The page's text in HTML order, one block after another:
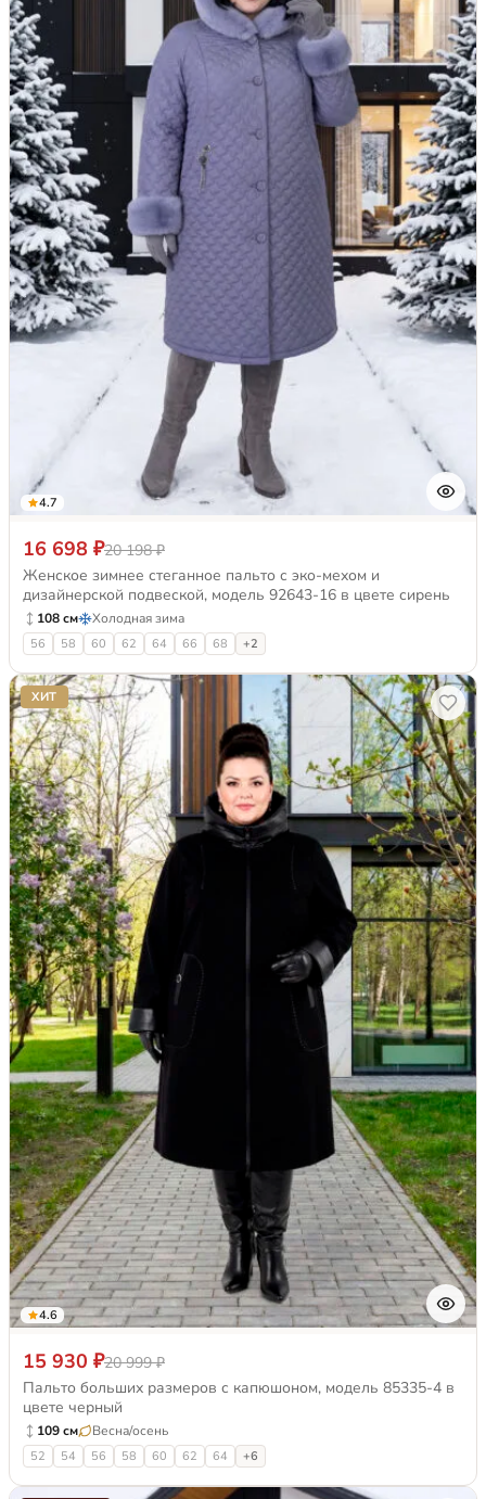
4.7
16 698 ₽20 198 ₽
Женское зимнее стеганное пальто с эко-мехом и
дизайнерской подвеской, модель 92643-16 в цвете сирень
108 см Холодная зима
56 58 60 62 64 66 68 +2
ХИТ
4.6
15 930 ₽20 999 ₽
Пальто больших размеров с капюшоном, модель 85335-4 в
цвете черный
109 см Весна/осень
52 54 56 58 60 62 64 +6